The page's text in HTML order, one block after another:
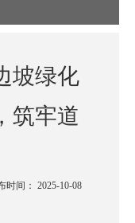
坡绿化
筑牢道
间： 2025-10-08